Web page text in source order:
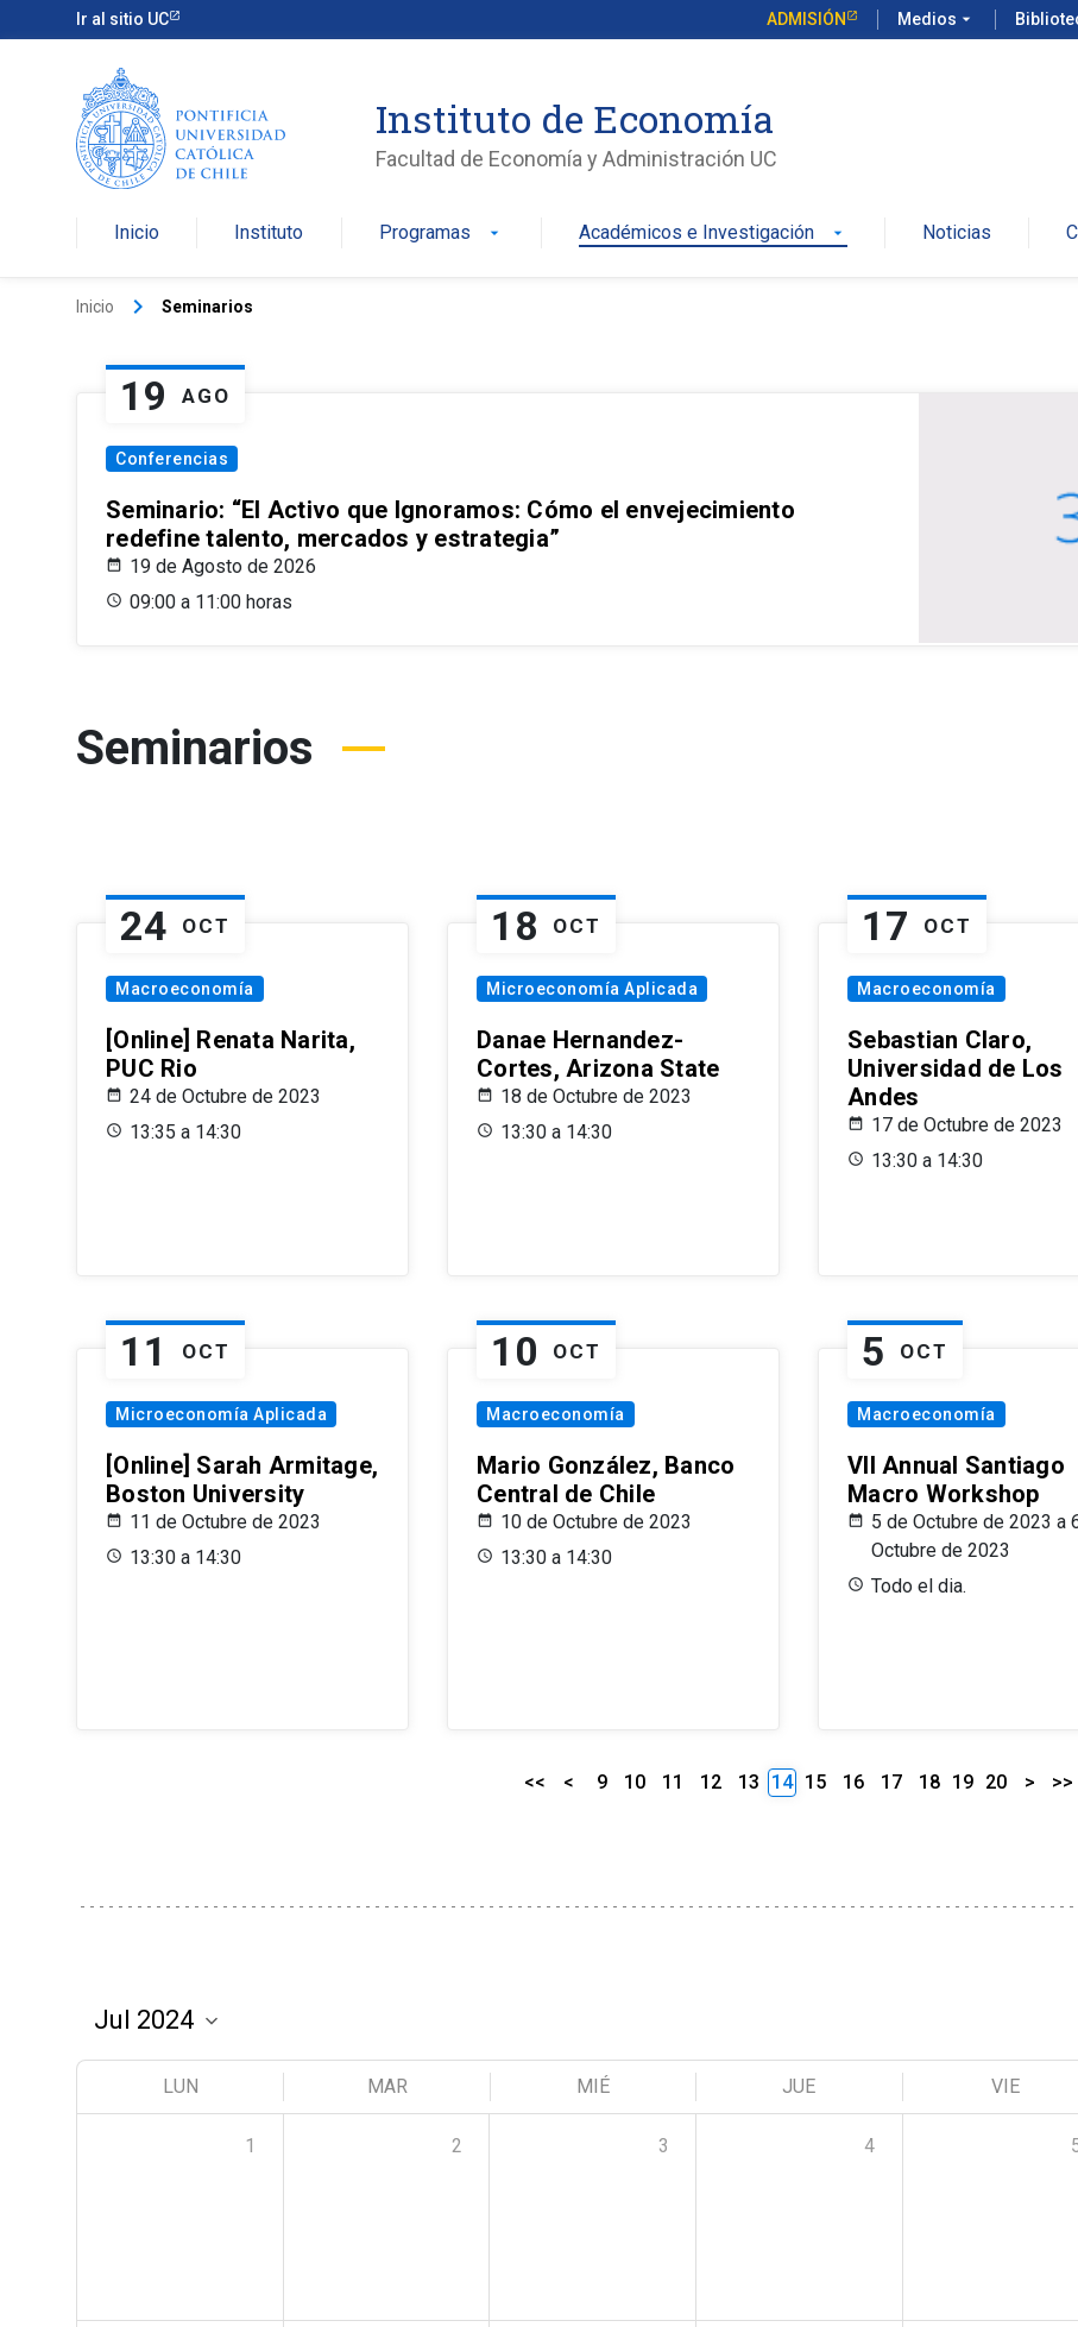
Ir al sitio UC ADMISIÓN Medios arrow_drop_down
Instituto de Economía
Facultad de Economía y Administración UC
Inicio Instituto Programas arrow_drop_down Académicos e Investigación arrow_drop_down Noticias
Inicio keyboard_arrow_right Seminarios
19 AGO
Conferencias
Seminario: “El Activo que Ignoramos: Cómo el envejecimiento
redefine talento, mercados y estrategia”
19 de Agosto de 2026
09:00 a 11:00 horas
Seminarios
24 OCT
Macroeconomía
[Online] Renata Narita,
PUC Rio
24 de Octubre de 2023
13:35 a 14:30
18 OCT
Microeconomía Aplicada
Danae Hernandez-
Cortes, Arizona State
18 de Octubre de 2023
13:30 a 14:30
17 OCT
Macroeconomía
Sebastian Claro,
Universidad de Los
Andes
17 de Octubre de 2023
13:30 a 14:30
11 OCT
Microeconomía Aplicada
[Online] Sarah Armitage,
Boston University
11 de Octubre de 2023
13:30 a 14:30
10 OCT
Macroeconomía
Mario González, Banco
Central de Chile
10 de Octubre de 2023
13:30 a 14:30
5 OCT
Macroeconomía
VII Annual Santiago
Macro Workshop
5 de Octubre de 2023 a
Octubre de 2023
Todo el dia.
<< < 9 10 11 12 13 14 15 16 17 18 19 20 > >>
LUN MAR MIÉ JUE VIE
1 2 3 4